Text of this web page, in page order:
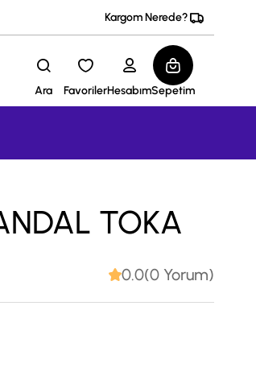
Kargom Nerede?
Ara FavorilerHesabımSepetim
TOKA
0.0(0 Yorum)